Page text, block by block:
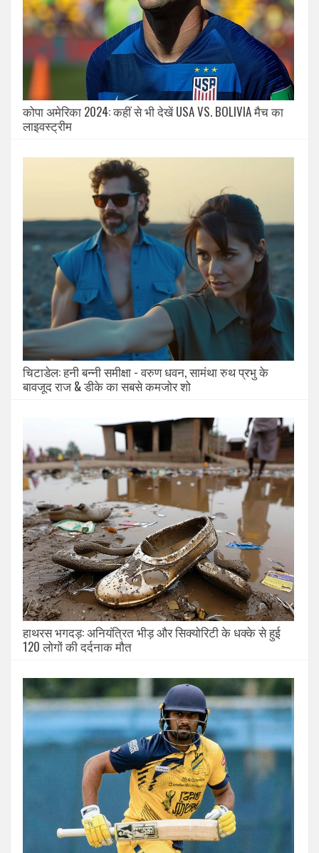
कोपा अमेरिका 2024: कहीं से भी देखें USA VS. BOLIVIA मैच का
लाइवस्ट्रीम
चिटाडेल: हनी बन्नी समीक्षा - वरुण धवन, सामंथा रुथ प्रभु के
बावजूद राज & डीके का सबसे कमजोर शो
हाथरस भगदड़: अनियंत्रित भीड़ और सिक्योरिटी के धक्के से हुई
120 लोगों की दर्दनाक मौत